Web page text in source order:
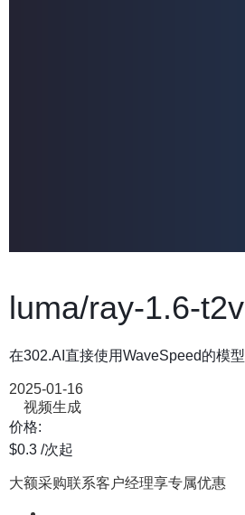
luma/ray-1.6-t2v
在302.AI直接使用WaveSpeed的模型
2025-01-16
视频生成
价格:
$0.3 /次起
大额采购联系客户经理享专属优惠